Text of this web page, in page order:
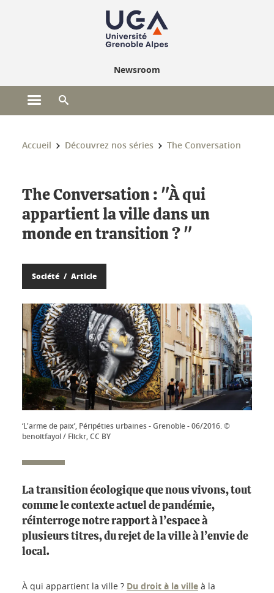
Newsroom
Ouvrir le menu principal
Vous êtes ici :
Accueil Découvrez nos séries The Conversation
The Conversation : "À qui
appartient la ville dans un
monde en transition ? "
Société Article
‘L'arme de paix’, Péripéties urbaines - Grenoble - 06/2016. ©
benoitfayol / Flickr, CC BY
La transition écologique que nous vivons, tout
comme le contexte actuel de pandémie,
réinterroge notre rapport à l’espace à
plusieurs titres, du rejet de la ville à l’envie de
local.
À qui appartient la ville ? Du droit à la ville à la